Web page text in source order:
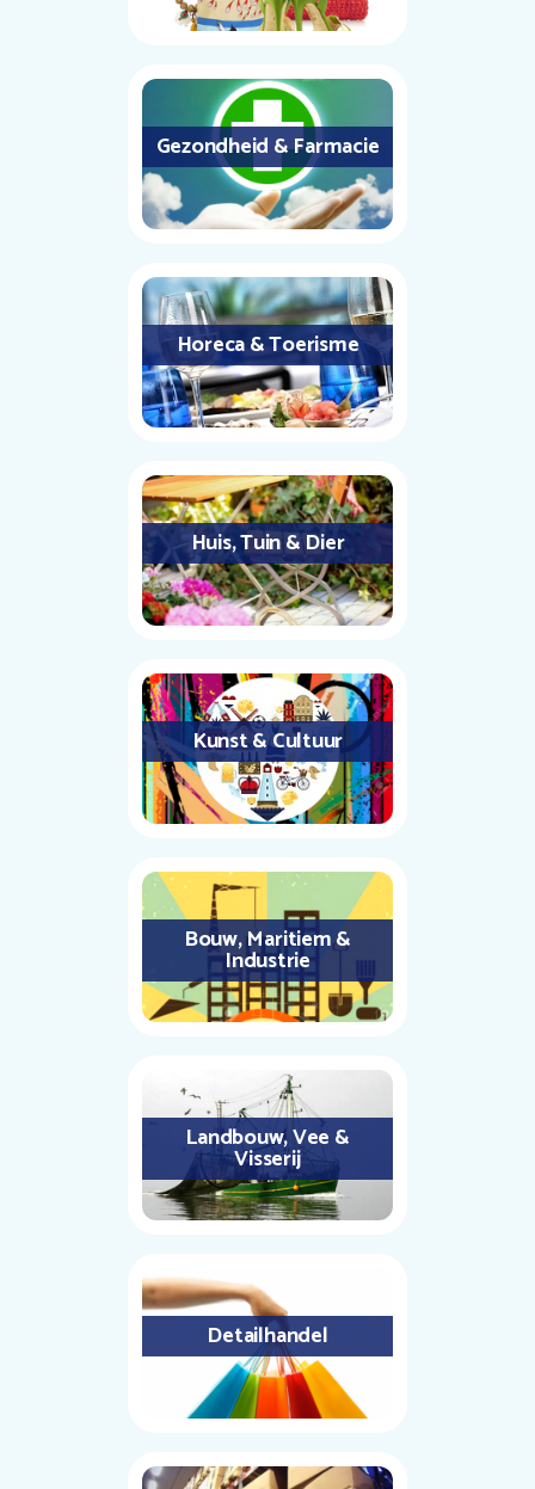
Gezondheid & Farmacie
Horeca & Toerisme
Huis, Tuin & Dier
Kunst & Cultuur
Bouw, Maritiem &
Industrie
Landbouw, Vee &
Visserij
Detailhandel